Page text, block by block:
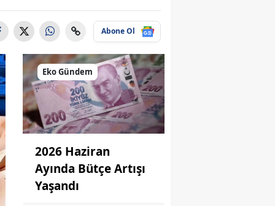
Abone Ol
Eko Gündem
2026 Haziran
Ayında Bütçe Artışı
Yaşandı